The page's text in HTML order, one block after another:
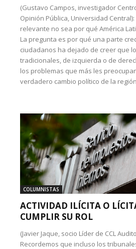
(Gustavo Campos, investigador
Opinión Pública, Universidad
relevante no sea por qué América
La pregunta es por qué una parte
ciudadanos ha dejado de creer que
tradicionales, de izquierda o de
los problemas que más les
verdadero cambio político de la
COLUMNISTAS
ACTIVIDAD ILÍCITA O
CUMPLIR SU ROL
(Javier Jaque, socio Líder de CCL
Recordemos que incluso los